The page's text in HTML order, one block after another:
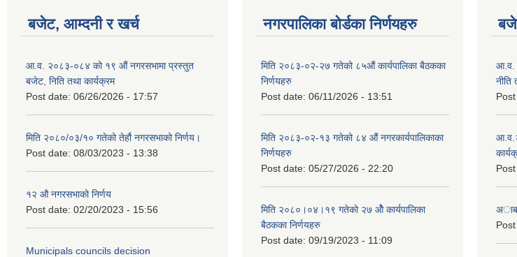
बजेट, आम्दनी र खर्च
आ.व. २०८३-०८४ को १९ औं नगरसभामा प्रस्तुत
बजेट, निति तथा कार्यक्रम
Post date: 06/26/2026 - 17:57
मिति २०८०/०३/१० गतेको तेर्हौ नगरसभाको निर्णय।
Post date: 08/03/2023 - 13:38
१२ औ नगरसभाको निर्णय
Post date: 02/20/2023 - 15:56
Municipals councils decision
नगरपालिका बोर्डका निर्णयहरु
मिति २०८३-०२-२७ गतेको ८५औं कार्यपालिका बैठकका
निर्णयहरु
Post date: 06/11/2026 - 13:51
मिति २०८३-०२-१३ गतेको ८४ औं नगरकार्यपालिकाका
निर्णयहरु
Post date: 05/27/2026 - 22:20
मिति २०८०।०४।१९ गतेको २७ ‌‍‌ओेै कार्यपालिका
बैठकका निर्णयहरु
Post date: 09/19/2023 - 11:09
आ.व.
नीति
अाब